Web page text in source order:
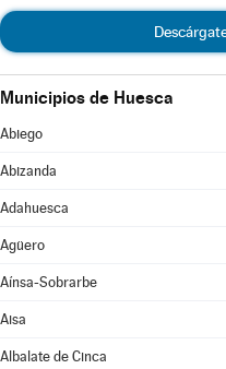
Municipios de Huesca
Abiego
Abizanda
Adahuesca
Agüero
Aínsa-Sobrarbe
Aisa
Albalate de Cinca